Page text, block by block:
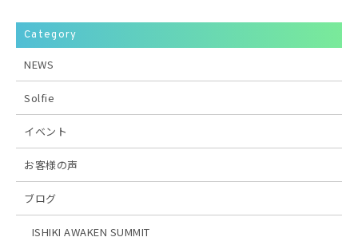
Category
NEWS
Solfie
イベント
お客様の声
ブログ
ISHIKI AWAKEN SUMMIT